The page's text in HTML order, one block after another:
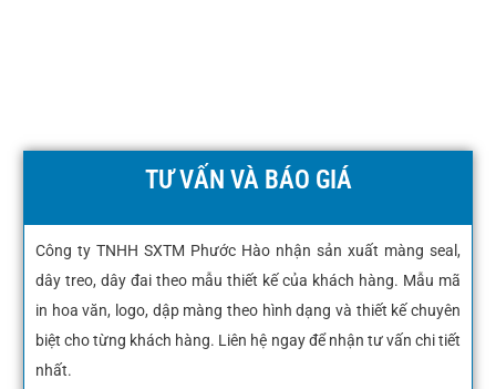
TƯ VẤN VÀ BÁO GIÁ
Công ty TNHH SXTM Phước Hào nhận sản xuất màng seal,
dây treo, dây đai theo mẫu thiết kế của khách hàng. Mẫu mã
in hoa văn, logo, dập màng theo hình dạng và thiết kế chuyên
biệt cho từng khách hàng. Liên hệ ngay để nhận tư vấn chi tiết
nhất.